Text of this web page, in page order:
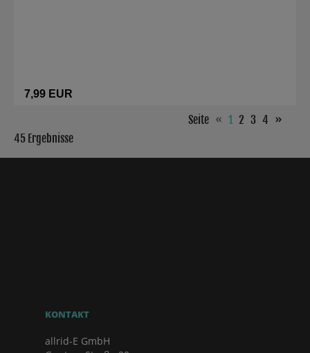
7,99 EUR
Seite « 1 2 3 4 »
45 Ergebnisse
KONTAKT
allrid-E GmbH